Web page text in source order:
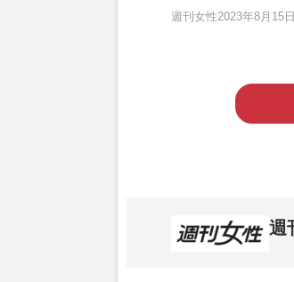
週刊女性2023年8月15
週